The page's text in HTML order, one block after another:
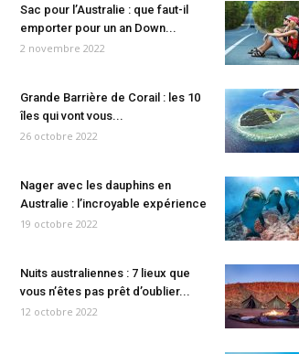
Sac pour l’Australie : que faut-il
emporter pour un an Down...
2 novembre 2022
Grande Barrière de Corail : les 10
îles qui vont vous...
26 octobre 2022
Nager avec les dauphins en
Australie : l’incroyable expérience
19 octobre 2022
Nuits australiennes : 7 lieux que
vous n’êtes pas prêt d’oublier...
12 octobre 2022